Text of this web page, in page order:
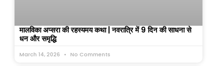
मालविका अप्सरा की रहस्यमय कथा | नवरात्रि में 9 दिन की साधना से
धन और समृद्धि
March 14, 2026 No Comments